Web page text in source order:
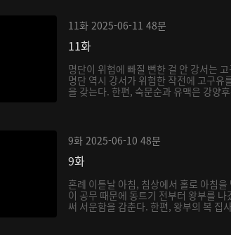
11화 2025-06-11 48분
11화
명단이 위험에 빠질 뻔한 걸 안 강서는
명단 역시 강서가 위험한 작전에 고구유
을 갖는다. 한편, 숙문순과 유맥은 강양
9화 2025-06-10 48분
9화
혼례 이튿날 아침, 침상에서 홀로 아침
이 공무 때문에 동트기 전부터 왕부를 나
써 서운함을 감춘다. 한편, 왕부의 복 집